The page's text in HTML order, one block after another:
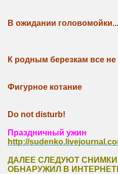
В ожидании головомойки...
К родным березкам все
Фигурное котание
Do not disturb!
Праздничный ужин
http://
ДАЛЕЕ СЛЕДУЮТ
ОБНАРУЖИЛ В